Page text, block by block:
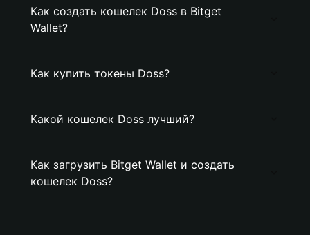
Как создать кошелек Doss в Bitget
Wallet?
Как купить токены Doss?
Какой кошелек Doss лучший?
Как загрузить Bitget Wallet и создать
кошелек Doss?